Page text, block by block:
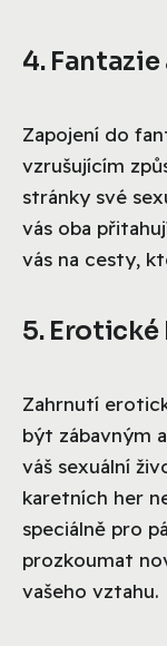
4.
Zapojení do
vzrušujícím
stránky své
vás oba
vás na cesty,
5.
Zahrnutí
být zábavným
váš sexuální
karetních her
speciálně pro
prozkoumat
vašeho vztahu.